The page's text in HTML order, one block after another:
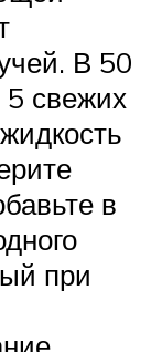
В 50
5 свежих
в
при